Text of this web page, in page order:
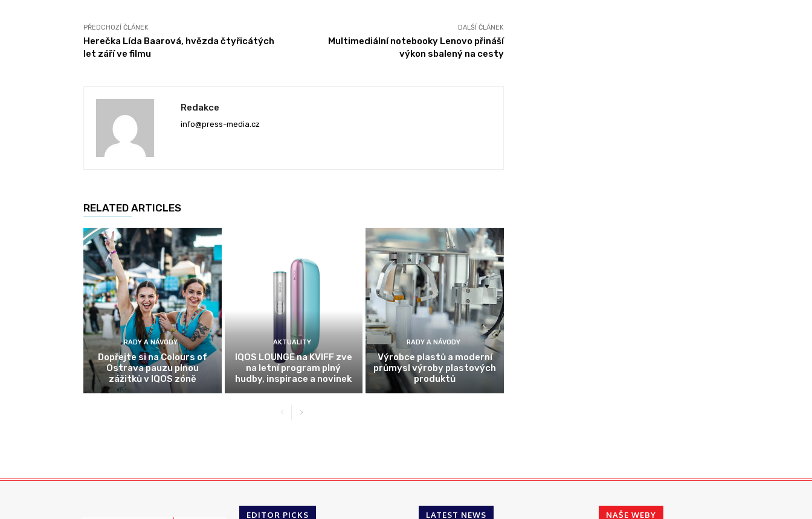
PŘEDCHOZÍ ČLÁNEK
Herečka Lída Baarová, hvězda čtyřicátých
let září ve filmu
DALŠÍ ČLÁNEK
Multimediální notebooky Lenovo přináší
výkon sbalený na cesty
Redakce
info@press-media.cz
RELATED ARTICLES
RADY A NÁVODY
Dopřejte si na Colours of
Ostrava pauzu plnou
zážitků v IQOS zóně
AKTUALITY
IQOS LOUNGE na KVIFF zve
na letní program plný
hudby, inspirace a novinek
RADY A NÁVODY
Výrobce plastů a moderní
průmysl výroby plastových
produktů
EDITOR PICKS LATEST NEWS NAŠE WEBY